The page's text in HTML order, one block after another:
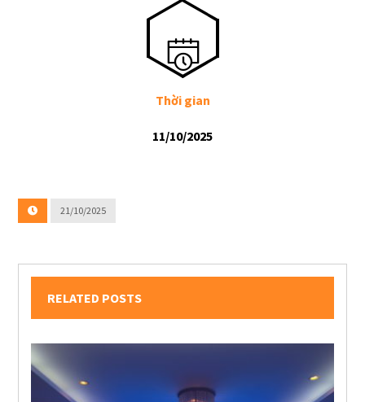
Thời gian
11/10/2025
21/10/2025
RELATED POSTS